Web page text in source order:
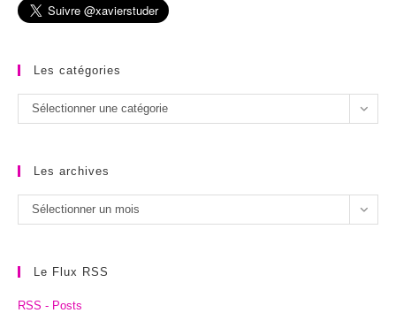
Les catégories
Les
catégories
Sélectionner une catégorie
Les archives
Les
archives
Sélectionner un mois
Le Flux RSS
RSS - Posts